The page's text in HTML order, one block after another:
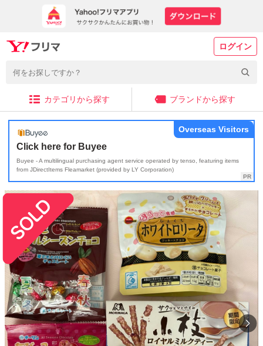
ログイン
カテゴリから探す ブランドから探す
Click here for Buyee
Buyee - A multilingual purchasing agent service operated by tenso, featuring items
from JDirectItems Fleamarket (provided by LY Corporation)
Overseas Visitors